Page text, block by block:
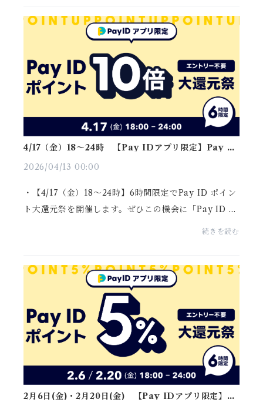
4/17（金）18〜24時 【Pay IDアプリ限定】Pay ID
2026/04/13 00:00
・【4/17（金）18〜24時】6時間限定でPay ID ポイン
ト大還元祭を開催します。ぜひこの機会に「Pay ID ア
プリ」でのお買いものをお楽しみください。【Pay ID
続きを読む
2月6日(金)・2月20日(金) 【Pay IDアプリ限定】